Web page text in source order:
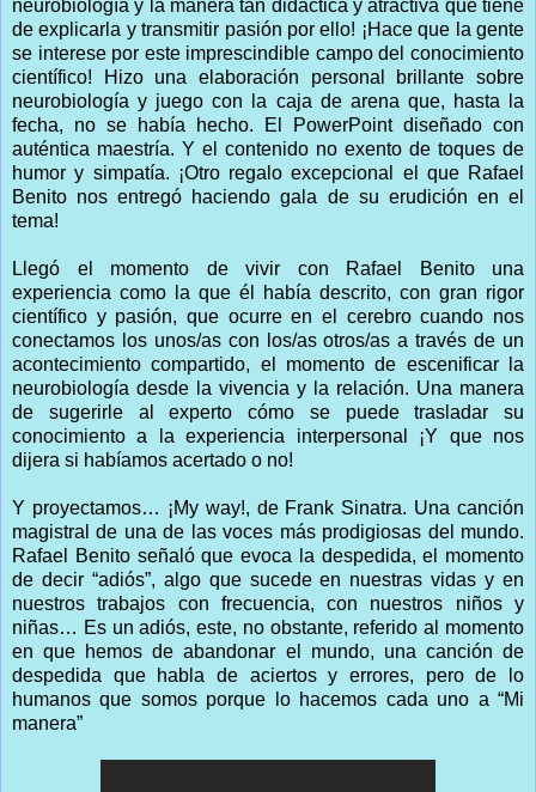
neurobiología y la manera tan didáctica y atractiva que tiene
de explicarla y transmitir pasión por ello! ¡Hace que la gente
se interese por este imprescindible campo del conocimiento
científico! Hizo una elaboración personal brillante sobre
neurobiología y juego con la caja de arena que, hasta la
fecha, no se había hecho. El PowerPoint diseñado con
auténtica maestría. Y el contenido no exento de toques de
humor y simpatía. ¡Otro regalo excepcional el que Rafael
Benito nos entregó haciendo gala de su erudición en el
tema!
Llegó el momento de vivir con Rafael Benito una
experiencia como la que él había descrito, con gran rigor
científico y pasión, que ocurre en el cerebro cuando nos
conectamos los unos/as con los/as otros/as a través de un
acontecimiento compartido, el momento de escenificar la
neurobiología desde la vivencia y la relación. Una manera
de sugerirle al experto cómo se puede trasladar su
conocimiento a la experiencia interpersonal ¡Y que nos
dijera si habíamos acertado o no!
Y proyectamos… ¡My way!, de Frank Sinatra. Una canción
magistral de una de las voces más prodigiosas del mundo.
Rafael Benito señaló que evoca la despedida, el momento
de decir “adiós”, algo que sucede en nuestras vidas y en
nuestros trabajos con frecuencia, con nuestros niños y
niñas… Es un adiós, este, no obstante, referido al momento
en que hemos de abandonar el mundo, una canción de
despedida que habla de aciertos y errores, pero de lo
humanos que somos porque lo hacemos cada uno a “Mi
manera”